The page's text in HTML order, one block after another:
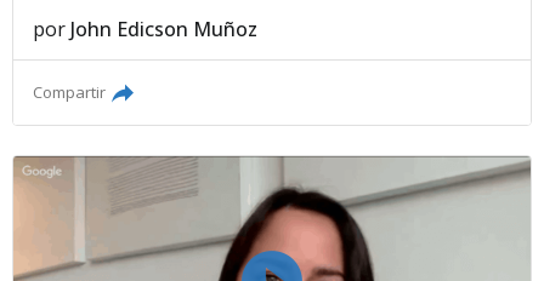
por John Edicson Muñoz
Compartir